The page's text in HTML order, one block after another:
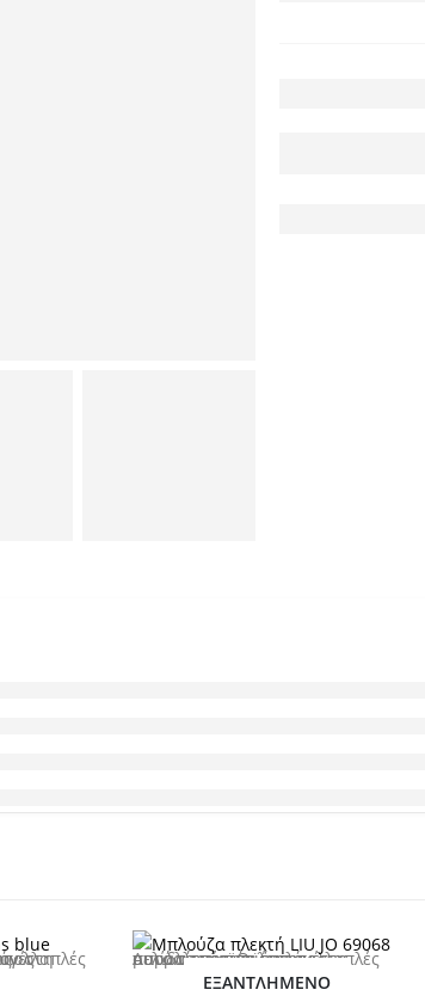
ΕΞΑΝΤΛΗΜΈΝΟ
Αυτό το προϊόν έχει πολλαπλές παραλλαγές. Οι επιλογές μπορούν να επιλεγούν στη σελίδα του προϊόντος